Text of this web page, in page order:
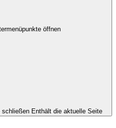
öffnen
schließen Enthält die aktuelle Seite